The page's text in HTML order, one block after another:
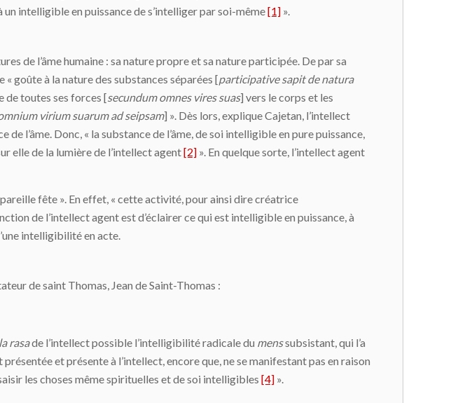
intelligible en puissance de s’intelliger par soi-même[1] ».
de l’âme humaine : sa nature propre et sa nature participée. De par sa
goûte à la nature des substances séparées [participative sapit de natura
de toutes ses forces [secundum omnes vires suas] vers le corps et les
virium suarum ad seipsam] ». Dès lors, explique Cajetan, l’intellect
l’âme. Donc, « la substance de l’âme, de soi intelligible en pure puissance,
elle de la lumière de l’intellect agent[2] ». En quelque sorte, l’intellect agent
pareille fête ». En effet, « cette activité, pour ainsi dire créatrice
de l’intellect agent est d’éclairer ce qui est intelligible en puissance, à
intelligibilité en acte.
de saint Thomas, Jean de Saint-Thomas :
rasade l’intellect possible l’intelligibilité radicale du menssubsistant, qui l’a
et présente à l’intellect, encore que, ne se manifestant pas en raison
les choses même spirituelles et de soi intelligibles [4] ».